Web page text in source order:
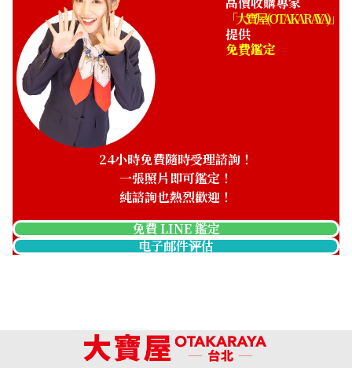
「大寶屋 (OTAKARAYA)」
提供
免費鑑定
24小時免費隨時受理諮詢！
一張照片即可鑑定！
純諮詢也熱烈歡迎！
免費 LINE 鑑定
电子邮件评估